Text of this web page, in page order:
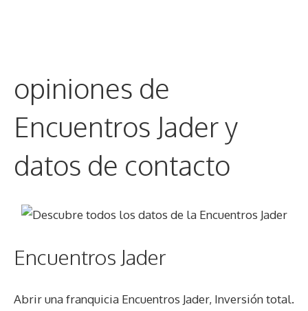
opiniones de
Encuentros Jader y
datos de contacto
Encuentros Jader
Abrir una franquicia Encuentros Jader, Inversión total.